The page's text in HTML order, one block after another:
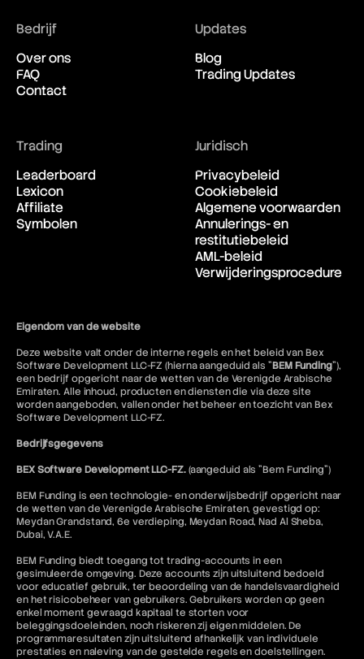
States Dollar
USD/CAD
United States Dollar vs
USD/CHF
Franc
USD/ILS
United States Dollar vs Israeli
13:17:12
Japanese Yen
Bedrijf
Over ons
FAQ
Contact
Updates
Blog
Trading Updates
Trading
Leaderboard
Lexicon
Affiliate
Symbolen
Juridisch
Privacybeleid
Cookiebeleid
Algemene voorwaarden
Annulerings- en
restitutiebeleid
AML-beleid
Verwijderingsprocedure
Eigendom van de website
Deze website valt onder de interne regels en het beleid van Bex
Software Development LLC-FZ (hierna aangeduid als "BEM Funding"),
een bedrijf opgericht naar de wetten van de Verenigde Arabische
Emiraten. Alle inhoud, producten en diensten die via deze site
worden aangeboden, vallen onder het beheer en toezicht van Bex
Software Development LLC-FZ.
Bedrijfsgegevens
BEX Software Development LLC-FZ.(aangeduid als "Bem Funding")
BEM Funding is een technologie- en onderwijsbedrijf opgericht naar
de wetten van de Verenigde Arabische Emiraten, gevestigd op:
Meydan Grandstand, 6e verdieping, Meydan Road, Nad Al Sheba,
Dubai, V.A.E.
BEM Funding biedt toegang tot trading-accounts in een
gesimuleerde omgeving. Deze accounts zijn uitsluitend bedoeld
voor educatief gebruik, ter beoordeling van de handelsvaardigheid
en het risicobeheer van gebruikers. Gebruikers worden op geen
enkel moment gevraagd kapitaal te storten voor
beleggingsdoeleinden, noch riskeren zij eigen middelen. De
programmaresultaten zijn uitsluitend afhankelijk van individuele
prestaties en naleving van de gestelde regels en doelstellingen.